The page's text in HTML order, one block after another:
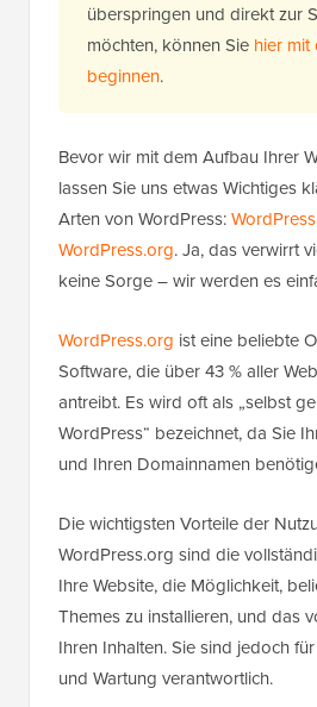
überspringen und direkt zur
möchten, können Sie hier mit
beginnen.
Bevor wir mit dem Aufbau Ihrer
lassen Sie uns etwas Wichtiges
Arten von WordPress:
WordPress.org. Ja, das verwirrt
keine Sorge – wir werden es
WordPress.org ist eine beliebte
Software, die über 43 % aller
antreibt. Es wird oft als „selbst
WordPress“ bezeichnet, da Sie
und Ihren Domainnamen
Die wichtigsten Vorteile der
WordPress.org sind die
Ihre Website, die Möglichkeit,
Themes zu installieren, und das
Ihren Inhalten. Sie sind jedoch
und Wartung verantwortlich.